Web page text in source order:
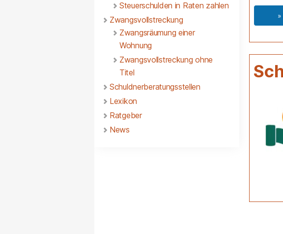
Steuerschulden in Raten zahlen
Zwangsvollstreckung
Zwangsräumung einer
Wohnung
Zwangsvollstreckung ohne
Titel
Schuldnerberatungsstellen
Lexikon
Ratgeber
News